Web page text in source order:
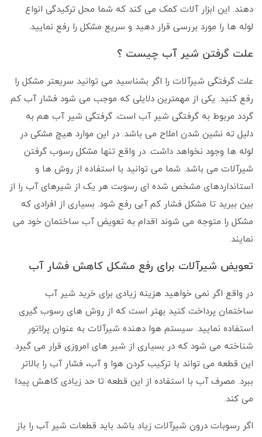
دهند. این ابزار آلات کمک می کند که شما محل ترکیدگی انواع
لوله ها را مورد بررسی قرار دهید و سریع مشکل را رفع نمایید.
علت گرفتن شیر آب چیست ؟
علت گرفتگی شیرآلات را اگر بشناسید می توانید سریعتر مشکل را
رفع کنید. یکی از مهمترین دلایلی که موجب می شود فشار آب کم
گردد مربوط به گرفتگی شیر آب است. گرفتگی شیر آب هم به
دلیل ته نشین شدن املاح می باشد. در این موارد هیچ مشکی در
لوله ها وجود نخواهد داشت. در واقع تنها مشکل رسوب گرفتن
شیرآلات می باشد. شما می توانید با استفاده از روش ها و
استانداردهای مشخص شده ‌ای رسوبت هر یک از شیرهای آب را از
بین ببرید تا مشکل فشار کم آبی رفع شود. بسیاری از افرادی که
مشکل را متوجه می‌ شوند اقدام به تعویض آب ساختمان خود می
نمایند.
تعویض شیرآلات برای رفع مشکل کاهش فشار آب
در واقع اگر نمی خواهید هزینه زیادی برای خرید شیر آب
ساختمان پرداخت کنید بهتر است که از روش های رسوب گیری
استفاده نمایید. سیستم هوا دهنده شیرآلات به عنوان پرلاتور
شناخته می‌ شود که در بسیاری از شیر های امروزی قرار می‌ گیرد.
این قطعه می ‌تواند با ترکیب کردن هوا و آب، فشار آب را بالاتر
ببرد. مصرف آب با استفاده از این قطعه تا حد زیادی کاهش پیدا
می‌ کند.
اگر رسوبات درون شیرآلات زیاد باشد باید قطعات شیر آب را باز